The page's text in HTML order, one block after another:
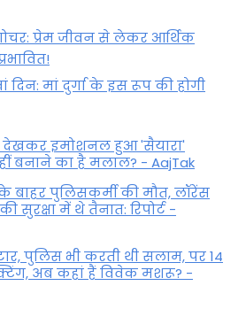
प्रेम जीवन से लेकर आर्थिक
दिन: मां दुर्गा के इस रूप की होगी
देखकर इमोशनल हुआ 'सैयारा'
बनाने का है मलाल? - AajTak
पुलिसकर्मी की मौत, लॉरेंस
सुरक्षा में थे तैनात: रिपोर्ट -
पुलिस भी करती थी सलाम, पर 14
अब कहां हैं विवेक मशरू? -